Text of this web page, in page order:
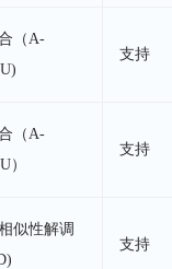
（A-
支持
（A-
）
支持
似性解调
支持